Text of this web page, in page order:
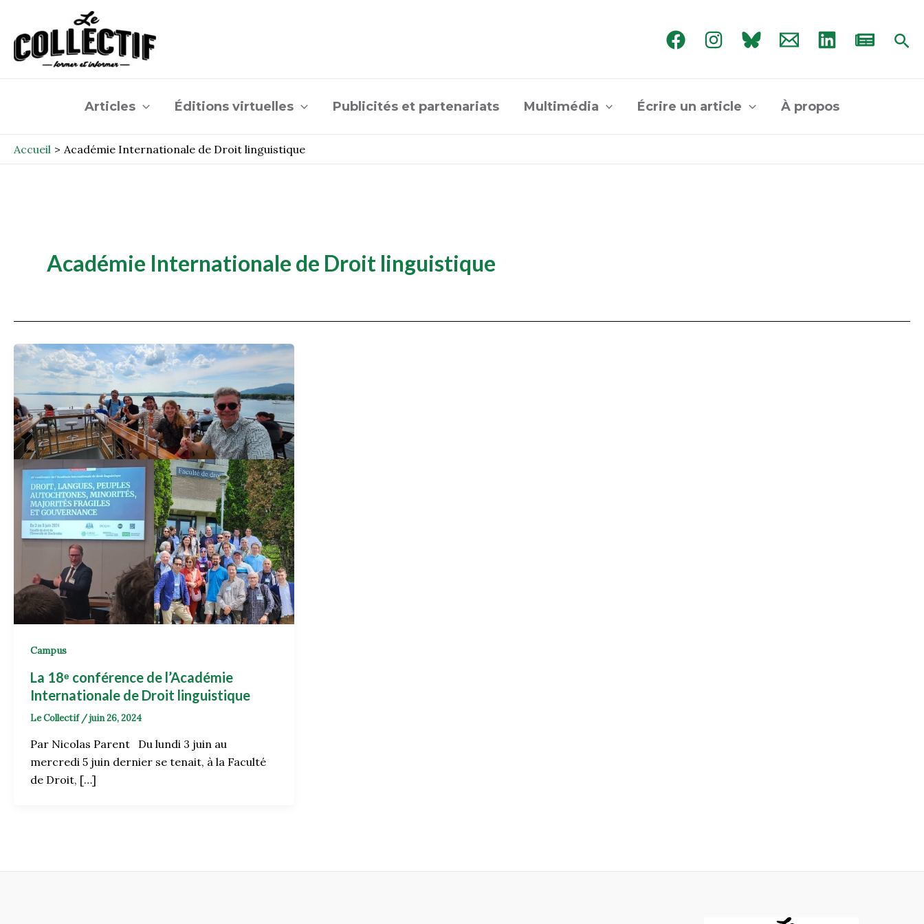
contenu
Articles Éditions virtuelles Publicités et partenariats Multimédia Écrire un article À propos
Accueil Académie Internationale de Droit linguistique
Académie Internationale de Droit linguistique
Campus
La 18ᵉ conférence de l’Académie
Internationale de Droit linguistique
Le Collectif /juin 26, 2024
Par Nicolas Parent Du lundi 3 juin au
mercredi 5 juin dernier se tenait, à la Faculté
de Droit, […]